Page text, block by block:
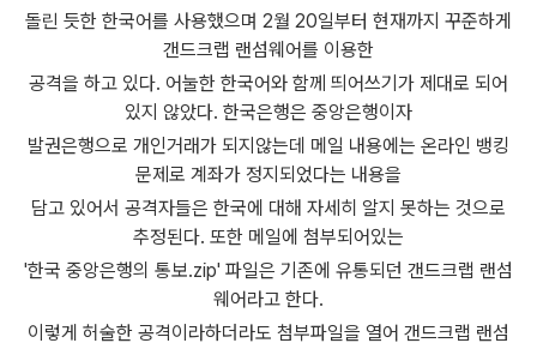
돌린 듯한 한국어를 사용했으며 2월 20일부터 현재까지 꾸준하게
갠드크랩 랜섬웨어를 이용한
공격을 하고 있다. 어눌한 한국어와 함께 띄어쓰기가 제대로 되어
있지 않았다. 한국은행은 중앙은행이자
발권은행으로 개인거래가 되지않는데 메일 내용에는 온라인 뱅킹
문제로 계좌가 정지되었다는 내용을
담고 있어서 공격자들은 한국에 대해 자세히 알지 못하는 것으로
추정된다. 또한 메일에 첨부되어있는
'한국 중앙은행의 통보.zip' 파일은 기존에 유통되던 갠드크랩 랜섬
웨어라고 한다.
이렇게 허술한 공격이라하더라도 첨부파일을 열어 갠드크랩 랜섬